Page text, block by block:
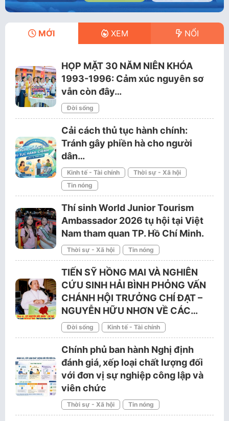
MỚI XEM NỔI
HỌP MẶT 30 NĂM NIÊN KHÓA
1993-1996: Cảm xúc nguyên sơ
vẫn còn đây…
Đời sống
Cải cách thủ tục hành chính:
Tránh gây phiền hà cho người
dân…
Kinh tế - Tài chính
Thời sự - Xã hội
Tin nóng
Thí sinh World Junior Tourism
Ambassador 2026 tụ hội tại Việt
Nam tham quan TP. Hồ Chí Minh.
Thời sự - Xã hội Tin nóng
TIẾN SỸ HỒNG MAI VÀ NGHIÊN
CỨU SINH HẢI BÌNH PHỎNG VẤN
CHÁNH HỘI TRƯỞNG CHÍ ĐẠT –
NGUYỄN HỮU NHƠN VỀ CÁC…
Đời sống Kinh tế - Tài chính
Chính phủ ban hành Nghị định
đánh giá, xếp loại chất lượng đối
với đơn vị sự nghiệp công lập và
viên chức
Thời sự - Xã hội Tin nóng